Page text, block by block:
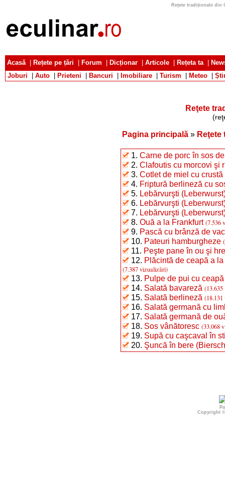
Reţete tradiţionale din
Acasă| Rețete pe țări Forum Dicționar Articole Rețeta ta|
Joburi
Auto Prieteni Bancuri Imobiliare Turism Meteo
Reţete
Pagina principală » Reţete
1. Carne de porc în sos
2. Clafoutis cu morcovi şi
3. Cotlet de miel cu
4. Friptură berlineză cu
5. Lebărvurşti
6. Lebărvurşti
7. Lebărvurşti
8. Ouă a la Frankfurt (7.536
9. Pască cu brânză de
10. Pateuri hamburgheze
11. Peşte pane în ou şi
12. Plăcintă de ceapă a
(7.387 vizualizări)
13. Pulpe de pui cu
14. Salată bavareză
15. Salată berlineză
16. Salată germană cu
17. Salată germană de
18. Sos vânătoresc (33.068
19. Supă cu caşcaval în
20. Şuncă în bere
Copyright